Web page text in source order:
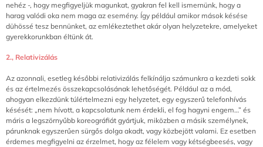
nehéz -, hogy megfigyeljük magunkat, gyakran fel kell ismernünk, hogy a
harag valódi oka nem maga az esemény. Így például amikor mások késése
dühössé tesz bennünket, az emlékeztethet akár olyan helyzetekre, amelyeket
gyerekkorunkban éltünk át.
2., Relativizálás
Az azonnali, esetleg későbbi relativizálás felkínálja számunkra a kezdeti sokk
és az értelmezés összekapcsolásának lehetőségét. Például az a mód,
ahogyan elkezdünk túlértelmezni egy helyzetet, egy egyszerű telefonhívás
késését: „nem hívott, a kapcsolatunk nem érdekli, el fog hagyni engem…” és
máris a legszörnyűbb koreográfiát gyártjuk, miközben a másik személynek,
párunknak egyszerűen sürgős dolga akadt, vagy közbejött valami. Ez esetben
érdemes megfigyelni az érzelmet, hogy az félelem vagy kétségbeesés, vagy